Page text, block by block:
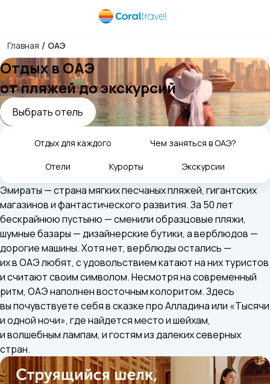
Главная / ОАЭ
Отдых в ОАЭ
от пляжей до экскурсий
Выбрать отель
Отдых для каждого Чем заняться в ОАЭ?
Отели Курорты Экскурсии
Эмираты — страна мягких песчаных пляжей, гигантских
магазинов и фантастического развития. За 50 лет
бескрайнюю пустыню — сменили образцовые пляжи,
шумные базары — дизайнерские бутики, а верблюдов —
дорогие машины. Хотя нет, верблюды остались —
их в ОАЭ любят, с удовольствием катают на них туристов
и считают своим символом. Несмотря на современный
ритм, ОАЭ наполнен восточным колоритом. Здесь
вы почувствуете себя в сказке про Алладина или «Тысячи
и одной ночи», где найдется место и шейхам,
и волшебным лампам, и гостям из далеких северных
стран.